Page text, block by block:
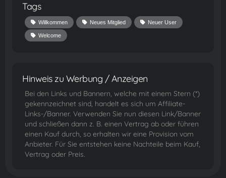
Tags
Willkommen Neues Mitglied Neuer User
Welcome
Hinweis zu Werbung / Anzeigen
Bei den Links und Bannern, welche mit einem Stern (*)
gekennzeichnet sind, handelt es sich um Affiliate-
Links-/Banner. Verwenden Sie nun diesen Link/Banner
und schließen dann z. B. einen Vertrag ab oder führen
einen Kauf durch, so erhalten wir eine Provision vom
Anbieter. Für Sie entstehen keine Nachteile beim Kauf,
Vertrag oder Preis.